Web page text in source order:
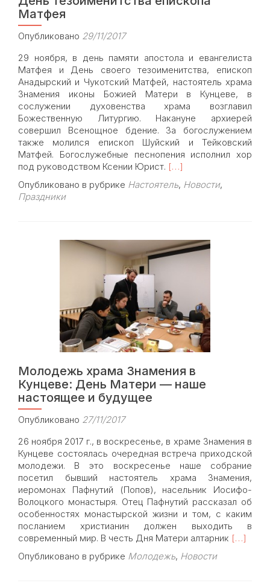
Матфея
Опубликовано 29/11/2017
29 ноября, в день памяти апостола и евангелиста
Матфея и День своего тезоименитства, епископ
Анадырский и Чукотский Матфей, настоятель храма
Знамения иконы Божией Матери в Кунцеве, в
сослужении духовенства храма возглавил
Божественную Литургию. Накануне архиерей
совершил Всенощное бдение. За богослужением
также молился епископ Шуйский и Тейковский
Матфей. Богослужебные песнопения исполнил хор
под руководством Ксении Юрист. Read
about
Матфея
[…]
Опубликовано в рубрике Настоятель, Новости,
Праздники
Молодежь храма Знамения в
Кунцеве: День Матери — наше
настоящее и будущее
Опубликовано 27/11/2017
26 ноября 2017 г., в воскресенье, в храме Знамения в
Кунцеве состоялась очередная встреча приходской
молодежи. В это воскресенье наше собрание
посетил бывший настоятель храма Знамения,
иеромонах Пафнутий (Попов), насельник Иосифо-
Волоцкого монастыря. Отец Пафнутий рассказал об
особенностях монастырской жизни и том, с каким
посланием христианин должен выходить в
современный мир. В честь Дня Матери алтарник Read
[…]
Опубликовано в рубрике Молодежь, Новости